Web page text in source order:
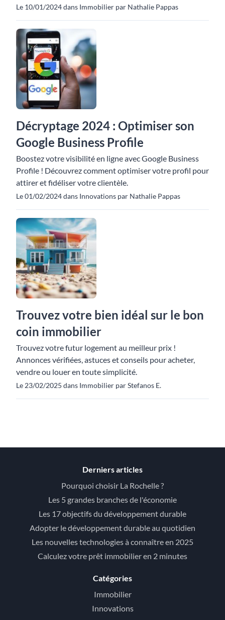
Le 10/01/2024 dans Immobilier par Nathalie Pappas
Décryptage 2024 : Optimiser son
Google Business Profile
Boostez votre visibilité en ligne avec Google Business
Profile ! Découvrez comment optimiser votre profil pour
attirer et fidéliser votre clientèle.
Le 01/02/2024 dans Innovations par Nathalie Pappas
Trouvez votre bien idéal sur le bon
coin immobilier
Trouvez votre futur logement au meilleur prix !
Annonces vérifiées, astuces et conseils pour acheter,
vendre ou louer en toute simplicité.
Le 23/02/2025 dans Immobilier par Stefanos E.
Derniers articles
Pourquoi choisir La Rochelle ?
Les 5 grandes branches de l'économie
Les 17 objectifs du développement durable
Adopter le développement durable au quotidien
Les nouvelles technologies à connaître en 2025
Calculez votre prêt immobilier en 2 minutes
Catégories
Immobilier
Innovations